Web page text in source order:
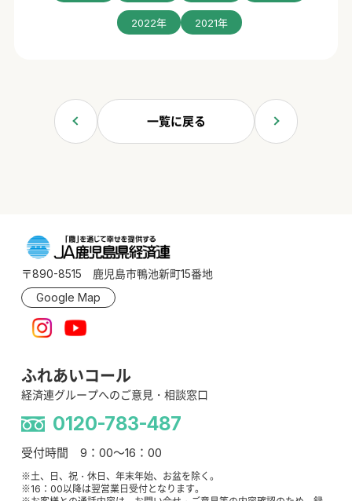
2022年 2021年
一覧に戻る
〒890-8515 鹿児島市鴨池新町15番地
Google Map
ふれあいコール
経済連グループへのご意見・相談窓口
0120-783-487
受付時間 9：00～16：00
※土、日、祝・休日、年末年始、お盆を除く。
※16：00以降は翌営業日受付となります。